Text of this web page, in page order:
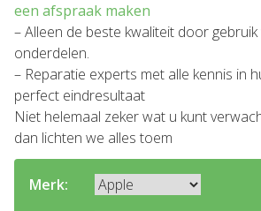
een afspraak maken
– Alleen de beste kwaliteit door
onderdelen.
– Reparatie experts met alle kennis in
perfect eindresultaat
Niet helemaal zeker wat u kunt
dan lichten we alles toem
Merk: